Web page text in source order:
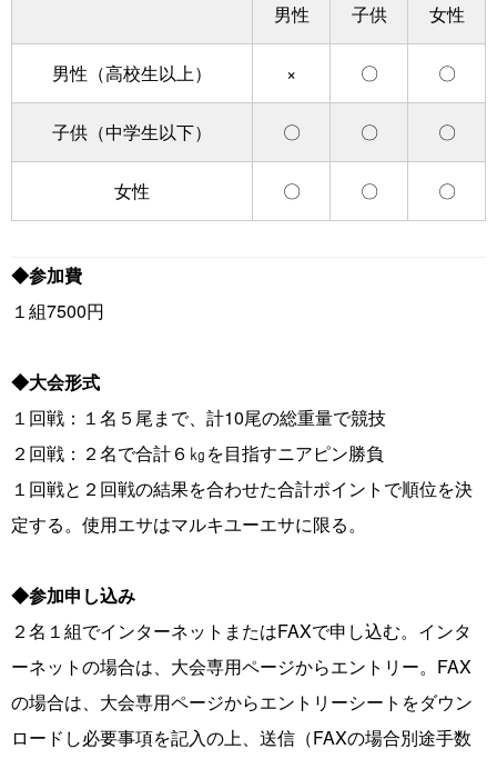
男性 子供 女性
男性（高校生以上） × 〇 〇
子供（中学生以下） 〇 〇 〇
女性 〇 〇 〇
◆参加費
１組7500円
◆大会形式
１回戦：１名５尾まで、計10尾の総重量で競技
２回戦：２名で合計６㎏を目指すニアピン勝負
１回戦と２回戦の結果を合わせた合計ポイントで順位を決
定する。使用エサはマルキユーエサに限る。
◆参加申し込み
２名１組でインターネットまたはFAXで申し込む。インタ
ーネットの場合は、大会専用ページからエントリー。FAX
の場合は、大会専用ページからエントリーシートをダウン
ロードし必要事項を記入の上、送信（FAXの場合別途手数